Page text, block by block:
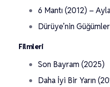
6 Mantı (2012) –
Dürüye’nin
Filmleri
Son Bayram (2025)
Daha İyi Bir Yarın